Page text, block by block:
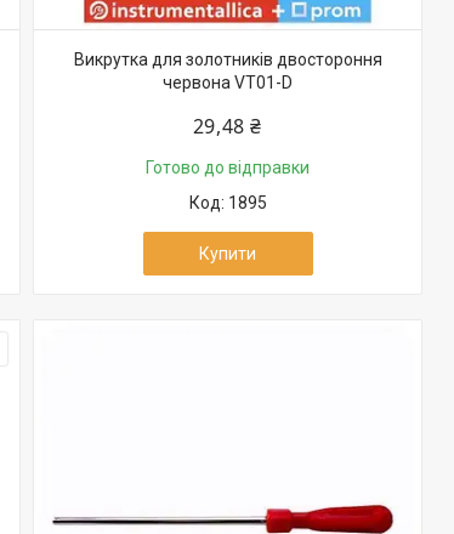
Викрутка для золотників двостороння
червона VT01-D
29,48 ₴
Готово до відправки
1895
Купити